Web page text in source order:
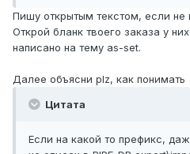
Пишу открытым текстом, если не
Открой бланк твоего заказа у
написано на тему as-set.
Далее объясни plz, как понимать
Цитата
Если на какой то префикс,